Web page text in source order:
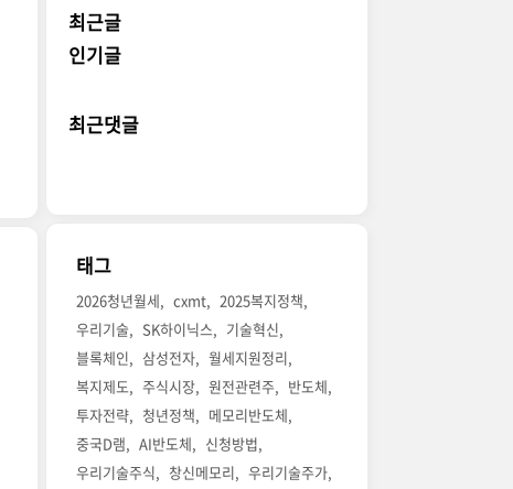
최근글
인기글
최근댓글
태그
2026청년월세 cxmt
2025복지정책
우리기술
SK하이닉스
기술혁신
블록체인
삼성전자
월세지원정리
복지제도
주식시장 원전관련주
반도체
투자전략
청년정책
메모리반도체
중국D램
AI반도체
신청방법
우리기술주식
창신메모리
우리기술주가